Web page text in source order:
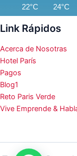
22°C 24°C
Link Rápidos
Acerca de Nosotras
Hotel París
Pagos
Blog1
Reto Paris Verde
Vive Emprende &